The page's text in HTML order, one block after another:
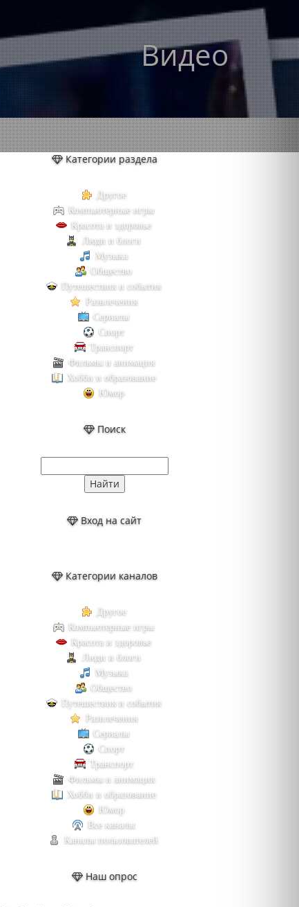
Видео
Категории раздела
Другое
Компьютерные игры
Красота и здоровье
Люди и блоги
Музыка
Общество
Путешествия и события
Развлечения
Сериалы
Спорт
Транспорт
Фильмы и анимация
Хобби и образование
Юмор
Поиск
Вход на сайт
Категории каналов
Другое
Компьютерные игры
Красота и здоровье
Люди и блоги
Музыка
Общество
Путешествия и события
Развлечения
Сериалы
Спорт
Транспорт
Фильмы и анимация
Хобби и образование
Юмор
Все каналы
Каналы пользователей
Наш опрос